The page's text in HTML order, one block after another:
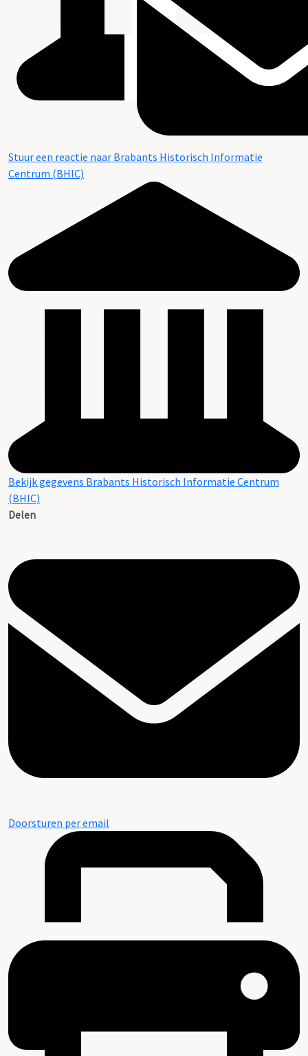
Stuur een reactie naar Brabants Historisch Informatie
Centrum (BHIC)
Bekijk gegevens Brabants Historisch Informatie Centrum
(BHIC)
Delen
Doorsturen per email